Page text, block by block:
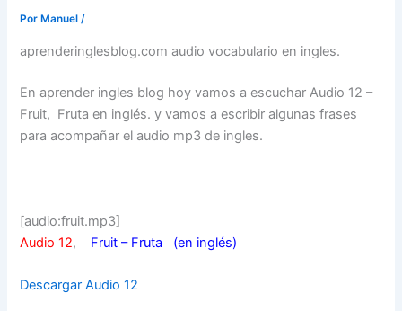
Por Manuel/
aprenderinglesblog.com audio vocabulario en ingles.
En aprender ingles blog hoy vamos a escuchar Audio 12 –
Fruit, Fruta en inglés. y vamos a escribir algunas frases
para acompañar el audio mp3 de ingles.
[audio:fruit.mp3]
Audio 12, Fruit – Fruta (en inglés)
Descargar Audio 12